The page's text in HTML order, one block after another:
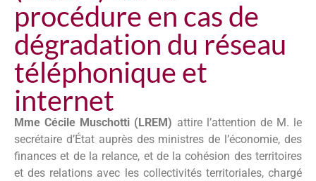
procédure en cas de
dégradation du réseau
téléphonique et
internet
Mme Cécile Muschotti (LREM) attire l’attention de M. le
secrétaire d’État auprès des ministres de l’économie, des
finances et de la relance, et de la cohésion des territoires
et des relations avec les collectivités territoriales, chargé